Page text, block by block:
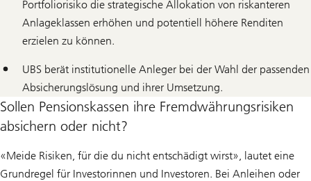
Portfoliorisiko die strategische Allokation von riskanteren
Anlageklassen erhöhen und potentiell höhere Renditen
erzielen zu können.
UBS berät institutionelle Anleger bei der Wahl der passenden
Absicherungslösung und ihrer Umsetzung.
Sollen Pensionskassen ihre Fremdwährungsrisiken
absichern oder nicht?
«Meide Risiken, für die du nicht entschädigt wirst», lautet eine
Grundregel für Investorinnen und Investoren. Bei Anleihen oder